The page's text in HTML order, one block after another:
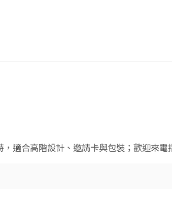
適合高階設計、邀請卡與包裝；歡迎來電